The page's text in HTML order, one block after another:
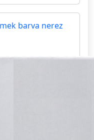
barva nerez